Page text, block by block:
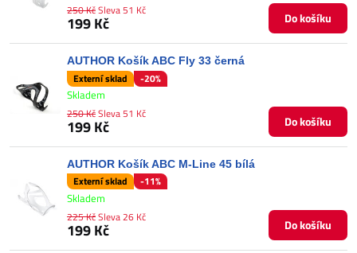
199 Kč
250 KčSleva 51 Kč Do košíku
AUTHOR Košík ABC Fly 33 černá
Externí sklad -20%
Skladem
199 Kč
250 KčSleva 51 Kč Do košíku
AUTHOR Košík ABC M-Line 45 bílá
Externí sklad -11%
Skladem
199 Kč
225 KčSleva 26 Kč Do košíku